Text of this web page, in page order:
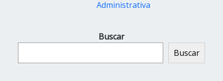
Administrativa
Buscar
Buscar